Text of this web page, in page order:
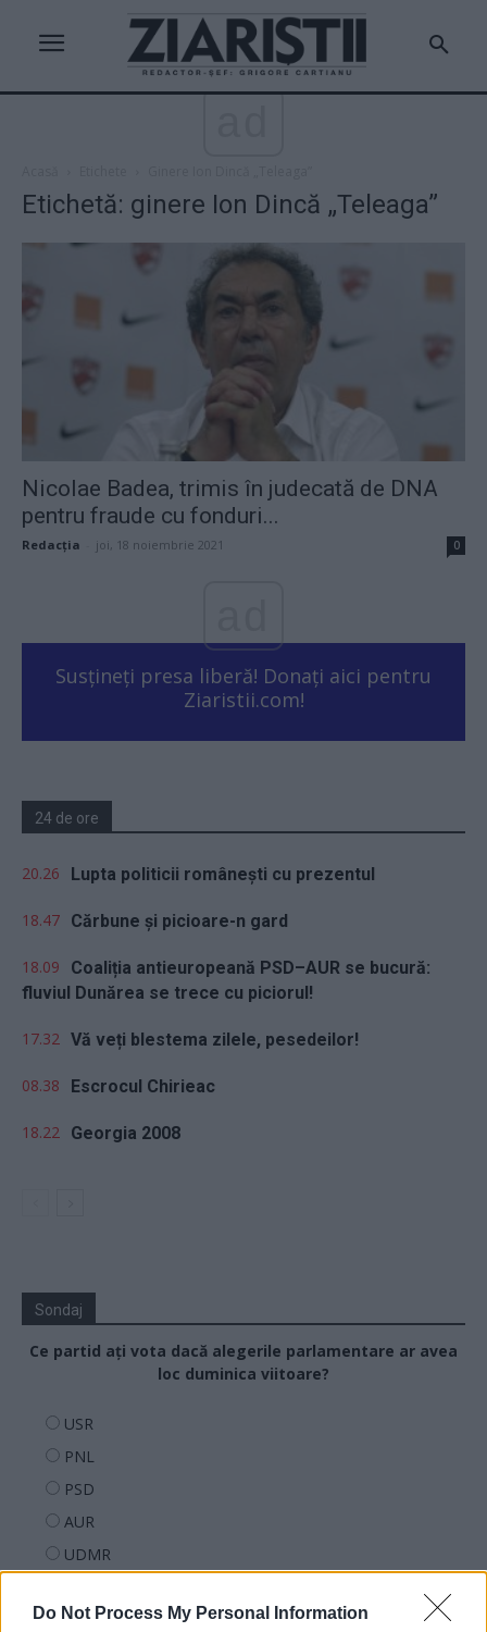
Do Not Process My Personal Information
Etichetă: ginere Ion Dincă „Teleaga”
Nicolae Badea, trimis în judecată de DNA
pentru fraude cu fonduri...
Redacţia joi, 18 noiembrie 2021 0
Susțineți presa liberă! Donați aici pentru
Ziaristii.com!
24 de ore
20.26 Lupta politicii românești cu prezentul
18.47 Cărbune și picioare-n gard
18.09
Coaliția antieuropeană PSD–AUR se bucură:
fluviul Dunărea se trece cu piciorul!
17.32 Vă veți blestema zilele, pesedeilor!
08.38 Escrocul Chirieac
18.22 Georgia 2008
Sondaj
Ce partid ați vota dacă alegerile parlamentare ar avea
loc duminica viitoare?
USR
PNL
PSD
AUR
UDMR
Forța Dreptei (L. Orban)